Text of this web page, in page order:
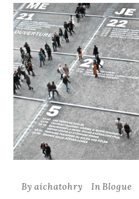
By aichatohry In Blogue